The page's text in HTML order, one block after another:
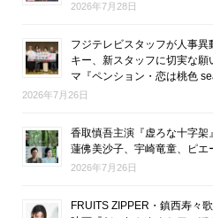
2026年7月28日
フジテレビスタッフが人事
キー、新スタッフに切実な
マ『ペンション・恋は桃色
2026年7月26日
香取慎吾主演『虚ろな十字架
蓮佛美沙子、宇崎竜童、ピ
2026年7月26日
FRUITS ZIPPER・鎮西寿々